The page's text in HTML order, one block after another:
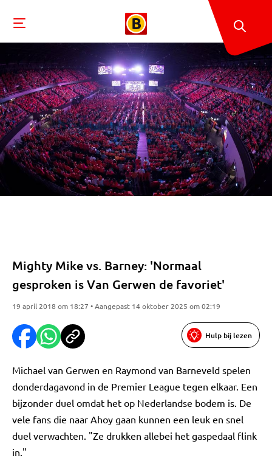
Mighty Mike vs. Barney: 'Normaal
gesproken is Van Gerwen de favoriet'
19 april 2018 om 18:27 • Aangepast 14 oktober 2025 om 02:19
Hulp bij lezen
Michael van Gerwen en Raymond van Barneveld spelen
donderdagavond in de Premier League tegen elkaar. Een
bijzonder duel omdat het op Nederlandse bodem is. De
vele fans die naar Ahoy gaan kunnen een leuk en snel
duel verwachten. "Ze drukken allebei het gaspedaal flink
in."